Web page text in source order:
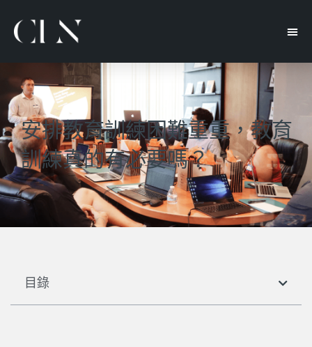
安排教育訓練困難重重，教育
訓練真的有必要嗎？
目錄